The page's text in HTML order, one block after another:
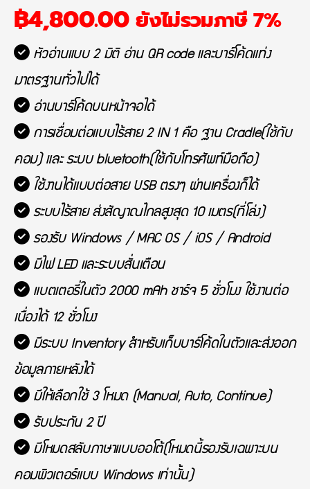
฿4,800.00 ยังไม่รวมภาษี 7%
หัวอ่านแบบ 2 มิติ อ่าน QR code และบาร์โค้ดแท่ง
มาตรฐานทั่วไปได้
อ่านบาร์โค้ดบนหน้าจอได้
การเชื่อมต่อแบบไร้สาย 2 IN 1 คือ ฐาน Cradle(ใช้กับ
คอม) และ ระบบ bluetooth(ใช้กับโทรศัพท์มือถือ)
ใช้งานได้แบบต่อสาย USB ตรงๆ ผ่านเครื่องก็ได้
ระบบไร้สาย ส่งสัญาณไกลสูงสุด 10 เมตร(ที่โล่ง)
รองรับ Windows / MAC OS / iOS / Android
มีไฟ LED และระบบสั่นเตือน
แบตเตอรี่ในตัว 2000 mAh ชาร์จ 5 ชั่วโมง ใช้งานต่อ
เนื่องได้ 12 ชั่วโมง
มีระบบ Inventory สำหรับเก็บบาร์โค้ดในตัวและส่งออก
ข้อมูลภายหลังได้
มีให้เลือกใช้ 3 โหมด (Manual, Auto, Continue)
รับประกัน 2 ปี
มีโหมดสลับภาษาแบบออโต้(โหมดนี้รองรับเฉพาะบน
คอมพิวเตอร์แบบ Windows เท่านั้น)